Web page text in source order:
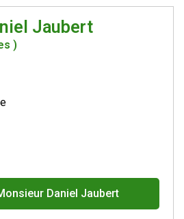
Jaubert
)
Daniel Jaubert